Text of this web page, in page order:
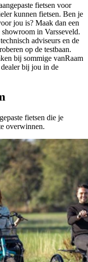
fietsen voor
kunnen fietsen. Ben je
jou is? Maak dan een
showroom in Varsseveld.
adviseurs en de
op de testbaan.
bij sommige vanRaam
bij jou in de
fietsen die je
overwinnen.